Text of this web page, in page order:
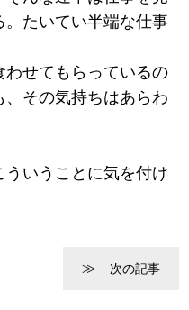
たいてい半端な仕事
わせてもらっているの
その気持ちはあらわ
いうことに気を付け
次の記事